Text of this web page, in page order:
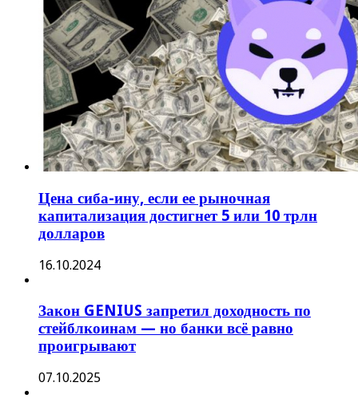
Цена сиба-ину, если ее рыночная
капитализация достигнет 5 или 10 трлн
долларов
16.10.2024
Закон GENIUS запретил доходность по
стейблкоинам — но банки всё равно
проигрывают
07.10.2025